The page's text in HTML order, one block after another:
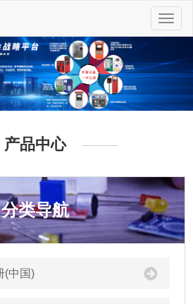
切
换
航
产品中心
分类导航
(中国)